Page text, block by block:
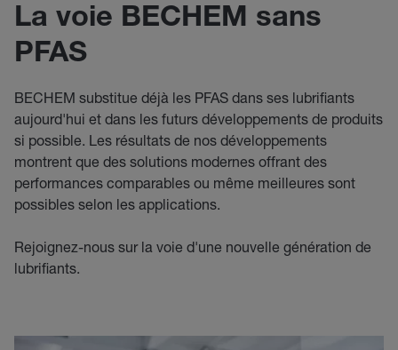
La voie BECHEM sans
PFAS
BECHEM substitue déjà les PFAS dans ses lubrifiants
aujourd'hui et dans les futurs développements de produits
si possible. Les résultats de nos développements
montrent que des solutions modernes offrant des
performances comparables ou même meilleures sont
possibles selon les applications.
Rejoignez-nous sur la voie d'une nouvelle génération de
lubrifiants.